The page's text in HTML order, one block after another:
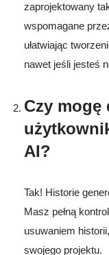
zaprojektowany
wspomagane
ułatwiając
nawet jeśli jesteś
Czy
AI?
Tak! Historie
Masz pełną
usuwaniem
swojego projektu.